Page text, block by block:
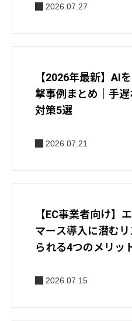
2026.07.27
【2026年最新】AI
撃事例まとめ｜手
対策5選
2026.07.21
【EC事業者向け】
マース導入に潜む
られる4つのメリッ
2026.07.15